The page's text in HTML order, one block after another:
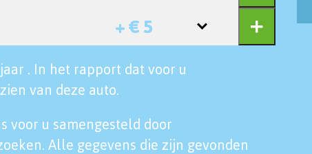
+ € 5
. In het rapport dat voor u
van deze auto.
voor u samengesteld door
Alle gegevens die zijn gevonden